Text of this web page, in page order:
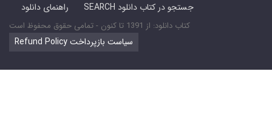
راهنمای دانلود
SEARCH جستجو در کتاب دانلود
کتاب دانلود: از 1391 تا کنون - تمامی حقوق محفوظ است
Refund Policy سیاست بازپرداخت